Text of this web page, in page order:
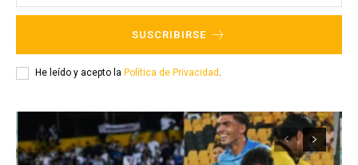
SUSCRIBIRSE
He leído y acepto la Política de Privacidad .